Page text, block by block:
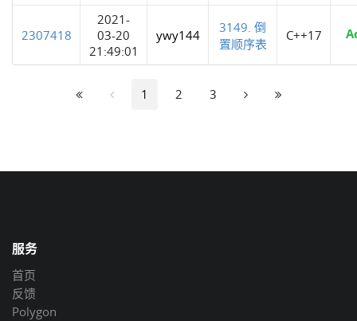
2307418
2021-
03-20
21:49:01
ywy144
3149. 倒
置顺序表
C++17
1 2 3
服务
首页
反馈
Polygon